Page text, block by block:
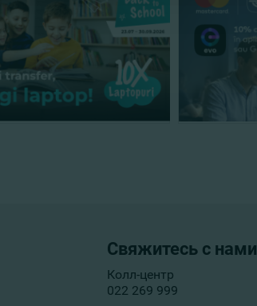
Свяжитесь с нами
Колл-центр
022 269 999